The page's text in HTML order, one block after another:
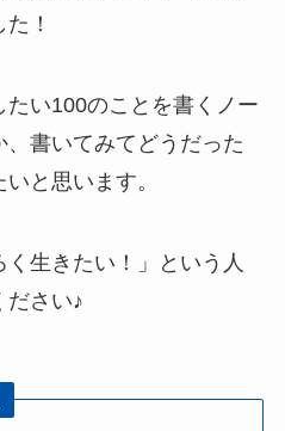
！
い100のことを書くノー
、書いてみてどうだった
と思います。
く生きたい！」という人
ださい♪